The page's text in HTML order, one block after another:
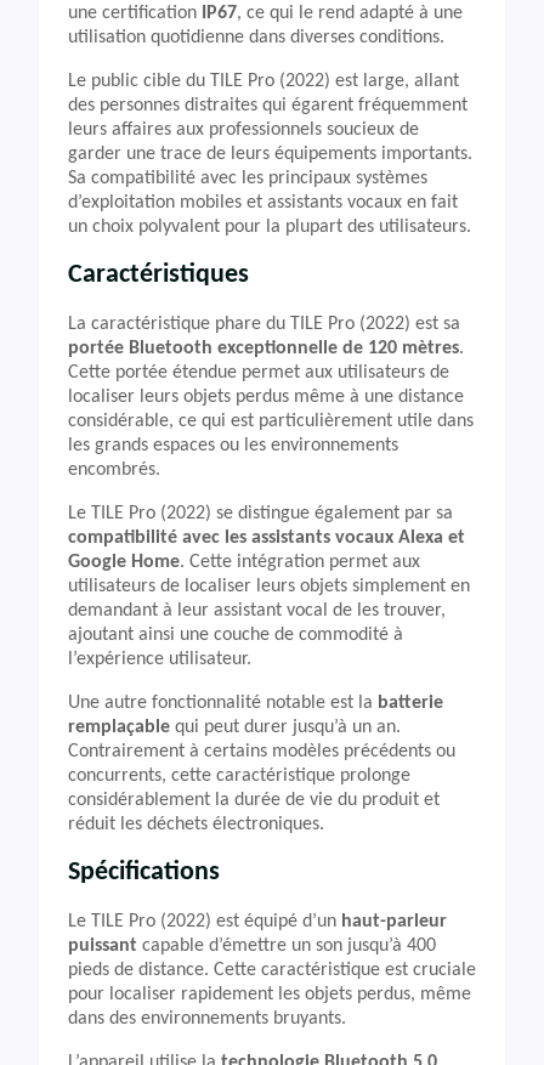
une certification
IP67, ce qui le rend adapté à une
utilisation quotidienne dans diverses conditions.
Le public cible du TILE Pro (2022) est large, allant
des personnes distraites qui égarent fréquemment
leurs affaires aux professionnels soucieux de
garder une trace de leurs équipements importants.
Sa compatibilité avec les principaux systèmes
d’exploitation mobiles et assistants vocaux en fait
un choix polyvalent pour la plupart des utilisateurs.
Caractéristiques
La caractéristique phare du TILE Pro (2022) est sa
portée Bluetooth exceptionnelle de 120 mètres.
Cette portée étendue permet aux utilisateurs de
localiser leurs objets perdus même à une distance
considérable, ce qui est particulièrement utile dans
les grands espaces ou les environnements
encombrés.
Le TILE Pro (2022) se distingue également par sa
compatibilité avec les assistants vocaux Alexa et
Google Home. Cette intégration permet aux
utilisateurs de localiser leurs objets simplement en
demandant à leur assistant vocal de les trouver,
ajoutant ainsi une couche de commodité à
l’expérience utilisateur.
Une autre fonctionnalité notable est la batterie
remplaçable qui peut durer jusqu’à un an.
Contrairement à certains modèles précédents ou
concurrents, cette caractéristique prolonge
considérablement la durée de vie du produit et
réduit les déchets électroniques.
Spécifications
Le TILE Pro (2022) est équipé d’un haut-parleur
puissant capable d’émettre un son jusqu’à 400
pieds de distance. Cette caractéristique est cruciale
pour localiser rapidement les objets perdus, même
dans des environnements bruyants.